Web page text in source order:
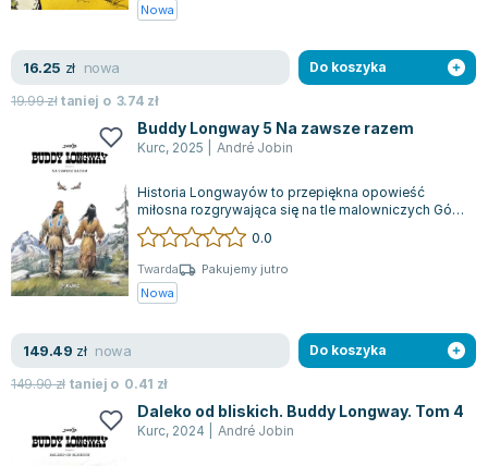
Książki do nauk przyrodniczych dla studentów
Książki do nauk społecznych dla studentów
Książki do nauk ścisłych dla studentów
Prawo - książki dla studentów
Technologia żywności - książki
Zarządzanie i marketing - książki
Nauka języków obcych - książki
Podręczniki dla nauczycieli - metodyka
Repetytoria, testy i materiały pomocnicze
Wanda Chotomska
Józef Ignacy Kraszewski
Clive Staples Lewis
Martyna Wojciechowska
Melissa De la Cruz
Blanka Lipińska
Jaś Kapela
Agatha Christie
Marcin Kowalczyk
Piotr Zychowicz
Joanna Jabłczyńska
Piotr Kościelny
Nowa
16.25 zł nowa
19.99złtaniej o 3.74 zł
Do koszyka
Buddy Longway 5 Na zawsze razem
Kurc, 2025 André Jobin
Historia Longwayów to przepiękna opowieść
miłosna rozgrywająca się na tle malowniczych Gór
Skalistych i rozległych Wielkich Równin...
0.0
Twarda
Pakujemy jutro
Nowa
149.49 zł nowa
149.90zł taniej o 0.41 zł
Do koszyka
Daleko od bliskich. Buddy Longway. Tom 4
Kurc, 2024 André Jobin